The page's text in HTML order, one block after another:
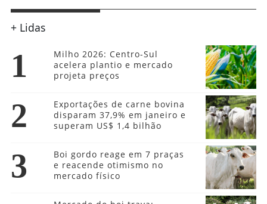
+ Lidas
1
Milho 2026: Centro-Sul
acelera plantio e mercado
projeta preços
2
Exportações de carne bovina
disparam 37,9% em janeiro e
superam US$ 1,4 bilhão
3
Boi gordo reage em 7 praças
e reacende otimismo no
mercado físico